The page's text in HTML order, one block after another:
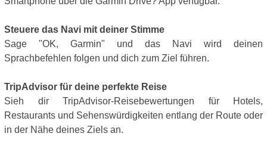
Steuere das Navi mit deiner Stimme
Sage "OK, Garmin" und das Navi wird deinen
Sprachbefehlen folgen und dich zum Ziel führen.
TripAdvisor für deine perfekte Reise
Sieh dir TripAdvisor-Reisebewertungen für Hotels,
Restaurants und Sehenswürdigkeiten entlang der Route oder
in der Nähe deines Ziels an.